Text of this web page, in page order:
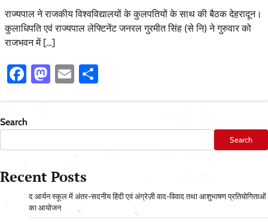
राज्यपाल ने राजकीय विश्वविद्यालयों के कुलपतियों के साथ की बैठक देहरादून।
कुलाधिपति एवं राज्यपाल लेफ्टिनेंट जनरल गुरमीत सिंह (से नि) ने गुरुवार को
राजभवन में […]
Facebook
Mastodon
Email
Search
Search
Recent Posts
द आर्यन स्कूल में अंतर-सदनीय हिंदी एवं अंग्रेज़ी वाद-विवाद तथा आशुभाषण प्रतियोगिताओं
का आयोजन